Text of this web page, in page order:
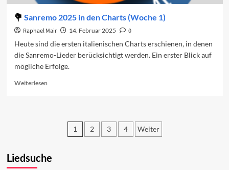
Sanremo 2025 in den Charts (Woche 1)
Raphael Mair 14. Februar 2025
0
Heute sind die ersten italienischen Charts erschienen, in denen
die Sanremo-Lieder berücksichtigt werden. Ein erster Blick auf
mögliche Erfolge.
WeiterlesenRead
(Woche
1 2 3 4 Weiter
Liedsuche